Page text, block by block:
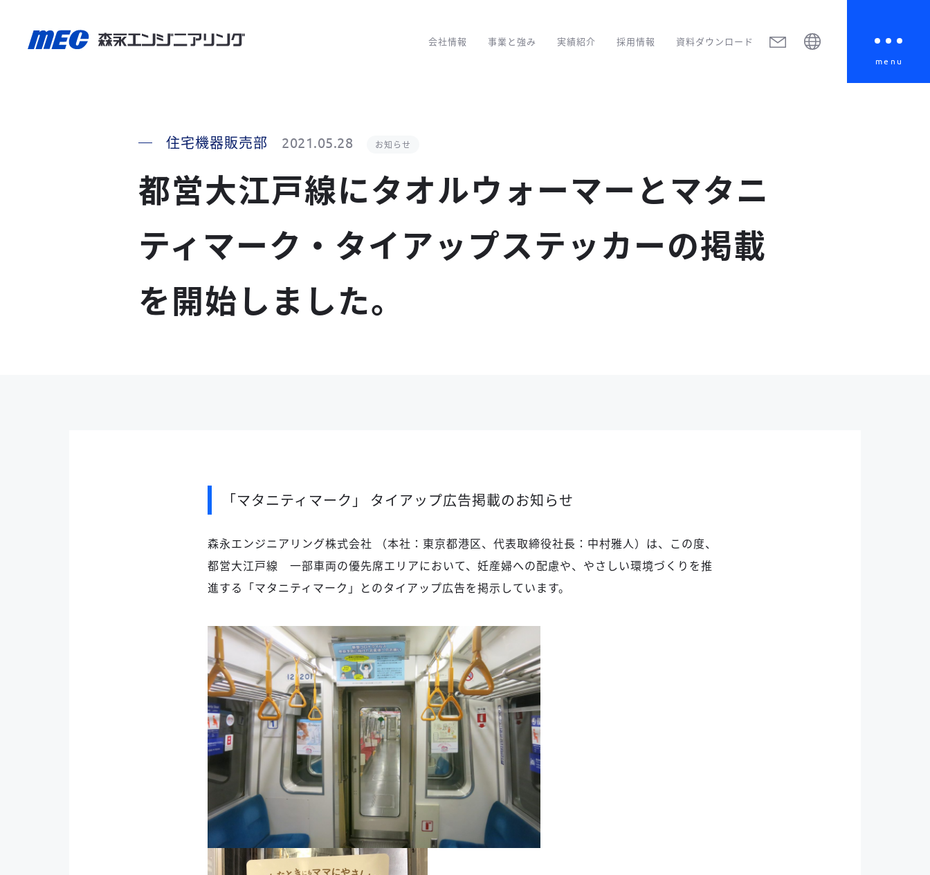
会社情報 事業と強み 実績紹介 採用情報 資料ダウンロード
住宅機器販売部 2021.05.28 お知らせ
都営大江戸線にタオルウォーマーとマタニ
ティマーク・タイアップステッカーの掲載
を開始しました。
「マタニティマーク」 タイアップ広告掲載のお知らせ
森永エンジニアリング株式会社 （本社：東京都港区、代表取締役社長：中村雅人）は、この度、
都営大江戸線 一部車両の優先席エリアにおいて、妊産婦への配慮や、やさしい環境づくりを推
進する「マタニティマーク」とのタイアップ広告を掲示しています。
menu